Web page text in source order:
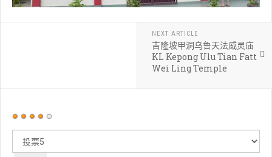
NEXT ARTICLE
吉隆坡甲洞乌鲁天法威灵庙
KL Kepong Ulu Tian Fatt
Wei Ling Temple
用
评